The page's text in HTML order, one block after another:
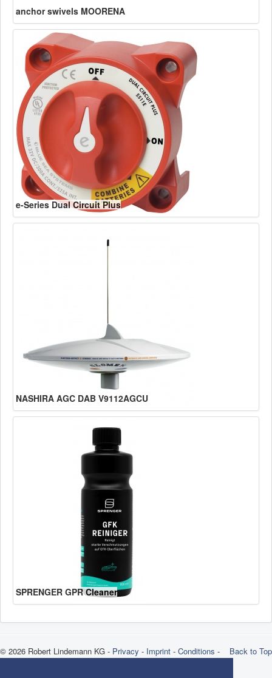
anchor swivels MOORENA
e-Series Dual Circuit Plus
NASHIRA AGC DAB V9112AGCU
SPRENGER GPR Cleaner
Back to Top
© 2026 Robert Lindemann KG - Privacy - Imprint - Conditions -